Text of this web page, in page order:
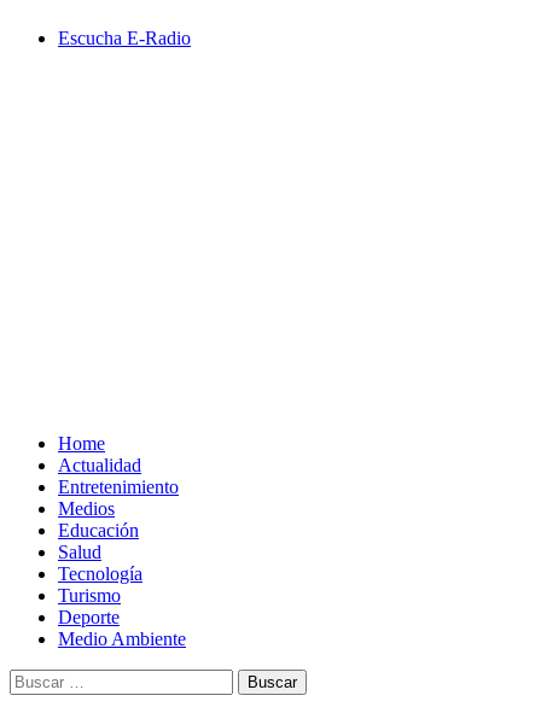
Escucha E-Radio
Home
Actualidad
Entretenimiento
Medios
Educación
Salud
Tecnología
Turismo
Deporte
Medio Ambiente
Buscar: